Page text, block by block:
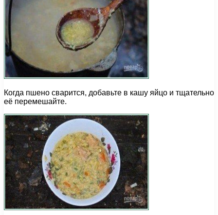
Когда пшено сварится, добавьте в кашу яйцо и тщательно
её перемешайте.